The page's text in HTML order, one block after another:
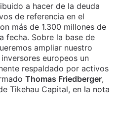
a hacer de la deuda
de referencia en el
más de 1.300 millones de
fecha. Sobre la base de
ampliar nuestro
europeos un
respaldado por activos
Thomas Friedberger,
Tikehau Capital, en la nota